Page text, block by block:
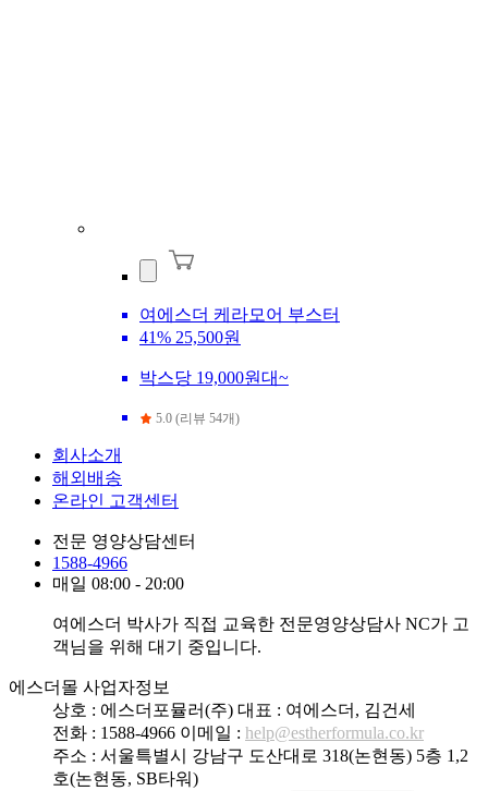
여에스더 케라모어 부스터
41% 25,500원
박스당 19,000원대~
5.0 (리뷰 54개)
회사소개
해외배송
온라인 고객센터
전문 영양상담센터
1588-4966
매일 08:00 - 20:00
여에스더 박사가 직접 교육한 전문영양상담사 NC가 고
객님을 위해 대기 중입니다.
에스더몰 사업자정보
상호 : 에스더포뮬러(주) 대표 : 여에스더, 김건세
전화 : 1588-4966 이메일 : help@estherformula.co.kr
주소 : 서울특별시 강남구 도산대로 318(논현동) 5층 1,2
호(논현동, SB타워)